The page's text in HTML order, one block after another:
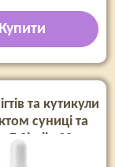
Купити
та кутикули
суниці та
Е Shelly 30 мл